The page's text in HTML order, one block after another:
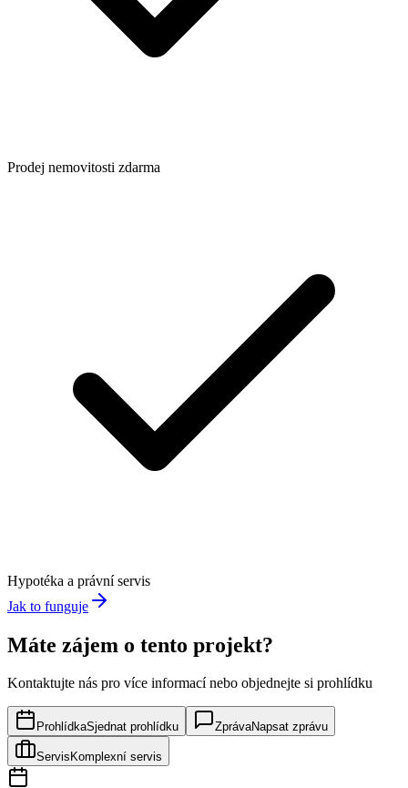
Prodej nemovitosti zdarma
Hypotéka a právní servis
Jak to funguje
Máte zájem o tento projekt?
Kontaktujte nás pro více informací nebo objednejte si prohlídku
ProhlídkaSjednat prohlídku ZprávaNapsat zprávu
Servis Komplexní servis